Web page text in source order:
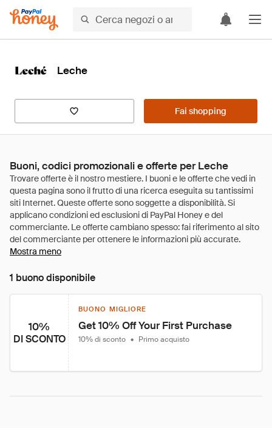
Leche
Fai shopping
Buoni, codici promozionali e offerte per Leche
Mostra meno
1 buono disponibile
10%
DI SCONTO
BUONO MIGLIORE
Get 10% Off Your First Purchase
10% di sconto • Primo acquisto